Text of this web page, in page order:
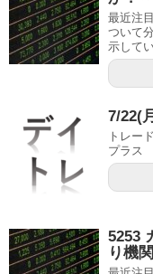
最近注
ついて
示して
7/22(
トレー
プラス
5253
り機